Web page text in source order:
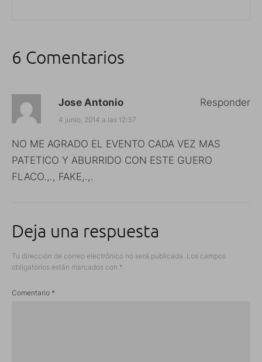
6 Comentarios
Jose Antonio
4 junio, 2014 a las 12:37
NO ME AGRADO EL EVENTO CADA VEZ MAS
PATETICO Y ABURRIDO CON ESTE GUERO
FLACO.,., FAKE,.,.
Responder
Deja una respuesta
Tu dirección de correo electrónico no será publicada. Los campos
obligatorios están marcados con *
Comentario *